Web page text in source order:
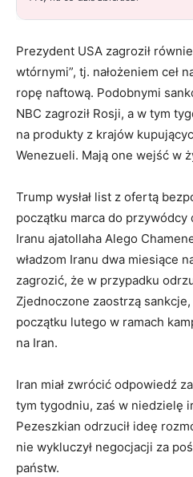
Prezydent USA zagroził
wtórnymi”, tj. nałożeniem ceł
ropę naftową. Podobnymi
NBC zagroził Rosji, a w tym
na produkty z krajów
Wenezueli. Mają one wejść w
Trump wysłał list z ofertą
początku marca do
Iranu ajatollaha Alego
władzom Iranu dwa miesiące
zagrozić, że w przypadku
Zjednoczone zaostrzą sankcje,
początku lutego w ramach
na Iran.
Iran miał zwrócić odpowiedź
tym tygodniu, zaś w niedzielę
Pezeszkian odrzucił ideę
nie wykluczył negocjacji za
państw.